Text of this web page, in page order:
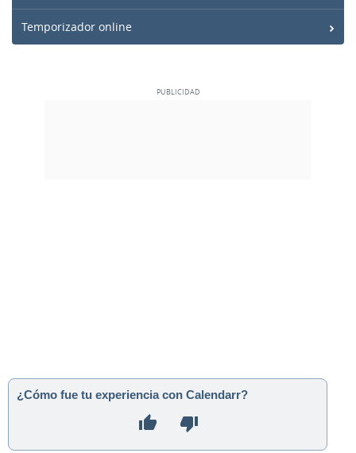
Temporizador online
¿Cómo fue tu experiencia con Calendarr?